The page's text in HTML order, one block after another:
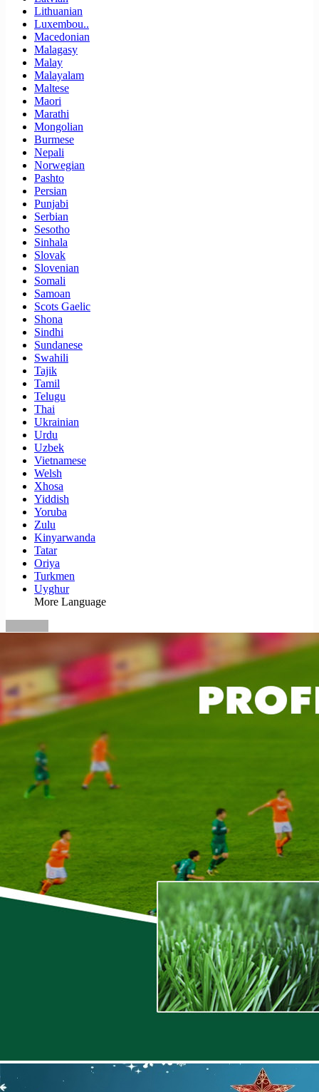
Lithuanian
Luxembou..
Macedonian
Malagasy
Malay
Malayalam
Maltese
Maori
Marathi
Mongolian
Burmese
Nepali
Norwegian
Pashto
Persian
Punjabi
Serbian
Sesotho
Sinhala
Slovak
Slovenian
Somali
Samoan
Scots Gaelic
Shona
Sindhi
Sundanese
Swahili
Tajik
Tamil
Telugu
Thai
Ukrainian
Urdu
Uzbek
Vietnamese
Welsh
Xhosa
Yiddish
Yoruba
Zulu
Kinyarwanda
Tatar
Oriya
Turkmen
Uyghur
More Language